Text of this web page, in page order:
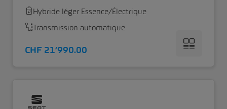
Hybride léger Essence/Électrique
Transmission automatique
CHF 21’990.00